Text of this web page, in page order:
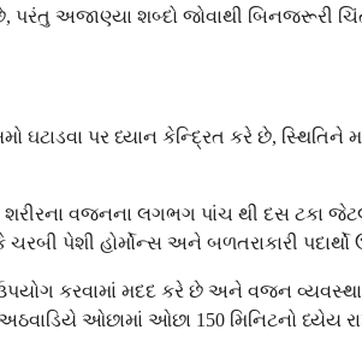
પરંતુ અજાણ્યા શબ્દો જોવાથી બિનજરૂરી
પર ધ્યાન કેન્દ્રિત કરે છે, સ્થિતિને
શરીરના વજનના લગભગ પાંચ થી દસ ટકા
પેશી હોર્મોન્સ અને બળતરાકારી પદાર્થો
ઉપયોગ કરવામાં મદદ કરે છે અને વજન
ઓછામાં ઓછા 150 મિનિટનો ધ્યેય